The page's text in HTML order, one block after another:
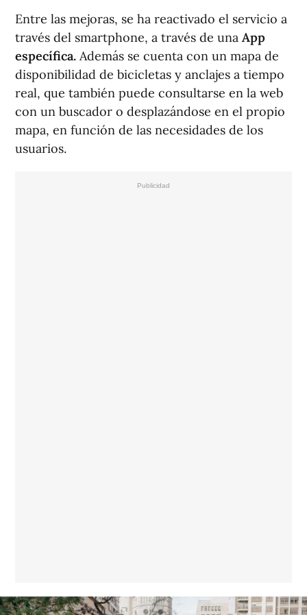
Entre las mejoras, se ha reactivado el servicio a
través del smartphone, a través de una App
específica. Además se cuenta con un mapa de
disponibilidad de bicicletas y anclajes a tiempo
real, que también puede consultarse en la web
con un buscador o desplazándose en el propio
mapa, en función de las necesidades de los
usuarios.